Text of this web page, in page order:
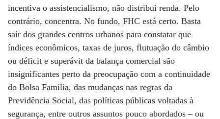
incentiva o assistencialismo, não distribui renda. Pelo
contrário, concentra. No fundo, FHC está certo. Basta
sair dos grandes centros urbanos para constatar que
índices econômicos, taxas de juros, flutuação do câmbio
ou déficit e superávit da balança comercial são
insignificantes perto da preocupação com a continuidade
do Bolsa Família, das mudanças nas regras da
Previdência Social, das políticas públicas voltadas à
segurança, entre outros assuntos pouco abordados – ou